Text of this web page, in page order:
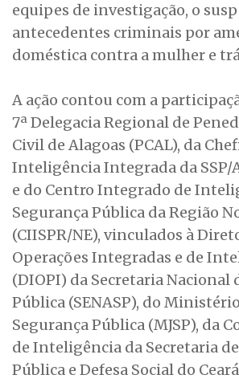
equipes de investigação, o
antecedentes criminais por
doméstica contra a mulher e
A ação contou com a
7ª Delegacia Regional de
Civil de Alagoas (PCAL), da
Inteligência Integrada da SSP/
e do Centro Integrado de
Segurança Pública da Região
(CIISPR/NE), vinculados à
Operações Integradas e de
(DIOPI) da Secretaria Nacional
Pública (SENASP), do
Segurança Pública (MJSP), da
de Inteligência da Secretaria
Pública e Defesa Social do Ceará